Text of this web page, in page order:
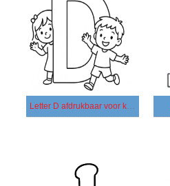
Letter D afdrukbaar voor kinderen